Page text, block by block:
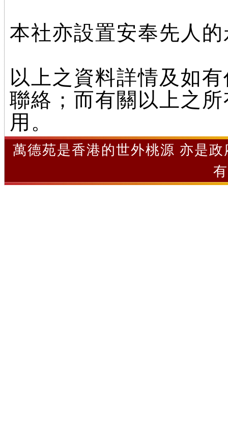
本社亦設置安奉先人
以上之資料詳情及如
聯絡；而有關以上之
用。
萬德苑是香港的世外桃源 亦是